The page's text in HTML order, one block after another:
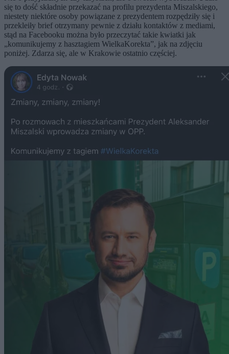
się to dość składnie przekazać na profilu prezydenta Miszalskiego,
niestety niektóre osoby powiązane z prezydentem rozpędziły się i
przekleiły brief otrzymany pewnie z działu kontaktów z mediami,
stąd na Facebooku można było przeczytać takie kwiatki jak
„komunikujemy z hasztagiem WielkaKorekta”, jak na zdjęciu
poniżej. Zdarza się, ale w Krakowie ostatnio częściej.